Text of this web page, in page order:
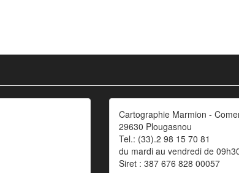
Cartographie Marmion -
29630 Plougasnou
Tel.: (33).2 98 15 70 81
du mardi au vendredi de
Siret : 387 676 828 00057